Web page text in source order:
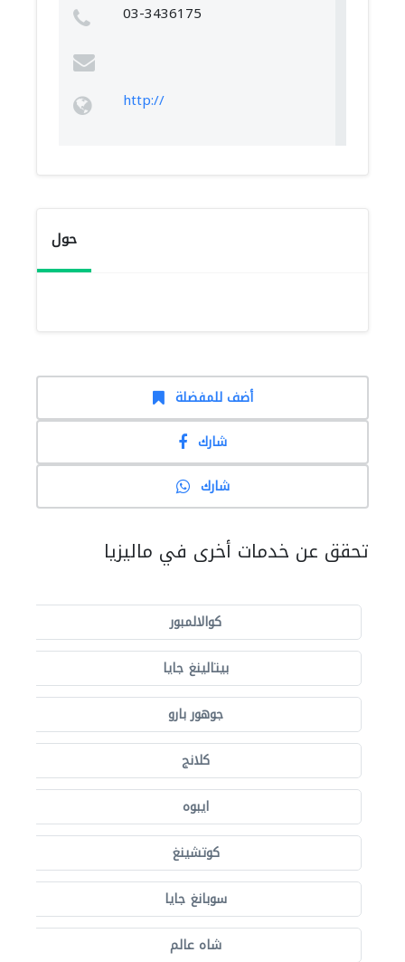
03-3436175
http://
حول
أضف للمفضلة
شارك
شارك
تحقق عن خدمات أخرى في ماليزيا
كوالالمبور
بيتالينغ جايا
جوهور بارو
كلانج
ايبوه
كوتشينغ
سوبانغ جايا
شاه عالم